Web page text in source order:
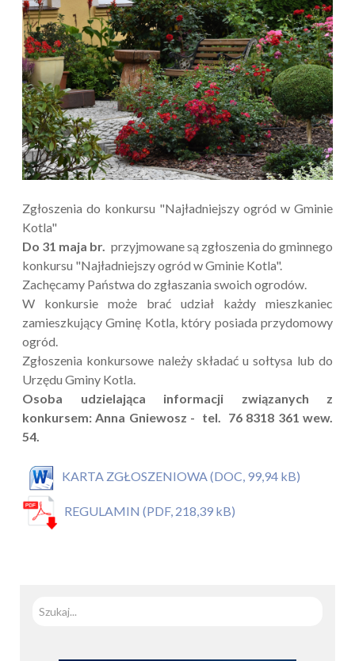
Zgłoszenia do konkursu "Najładniejszy ogród w Gminie
Kotla"
Do 31 maja br. przyjmowane są zgłoszenia do gminnego
konkursu "Najładniejszy ogród w Gminie Kotla".
Zachęcamy Państwa do zgłaszania swoich ogrodów.
W konkursie może brać udział każdy mieszkaniec
zamieszkujący Gminę Kotla, który posiada przydomowy
ogród.
Zgłoszenia konkursowe należy składać u sołtysa lub do
Urzędu Gminy Kotla.
Osoba udzielająca informacji związanych z
konkursem: Anna Gniewosz - tel. 76 8318 361 wew.
54.
KARTA ZGŁOSZENIOWA (DOC, 99,94 kB)
REGULAMIN (PDF, 218,39 kB)